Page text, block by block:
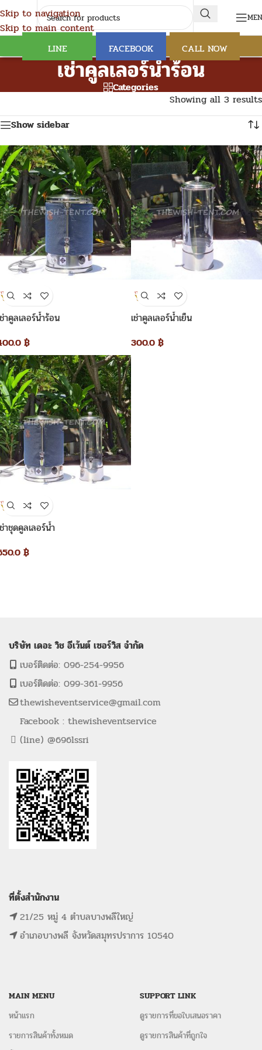
Skip to navigation
Skip to main content
LINE FACEBOOK CALL NOW
เช่าคูลเลอร์น้ำร้อน
Categories
Showing all 3 results
Show sidebar
าคูลเลอร์น้ำร้อน
฿
เช่าคูลเลอร์น้ำเย็น
300.0 ฿
าชุดคูลเลอร์น้ำ
฿
บริษัท เดอะ วิช อีเว้นต์ เซอร์วิส จำกัด
เบอร์ติดต่อ: 096-254-9956
เบอร์ติดต่อ: 099-361-9956
thewisheventservice@gmail.com
Facebook : thewisheventservice
(line) @696lssri
ที่ตั้งสำนักงาน
21/25 หมู่ 4 ตำบลบางพลีใหญ่
อำเภอบางพลี จังหวัดสมุทรปราการ 10540
MAIN MENU
หน้าแรก
รายการสินค้าทั้งหมด
SUPPORT LINK
ดูรายการที่ขอใบเสนอราคา
ดูรายการสินค้าที่ถูกใจ